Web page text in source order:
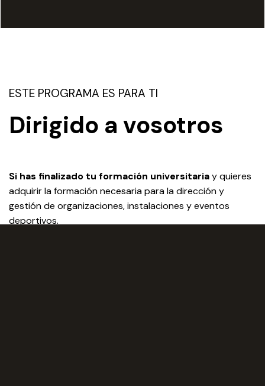
ESTE PROGRAMA ES PARA TI
Dirigido a vosotros
Si has finalizado tu formación universitariay quieres
adquirir la formación necesaria para la dirección y
gestión de organizaciones, instalaciones y eventos
deportivos.